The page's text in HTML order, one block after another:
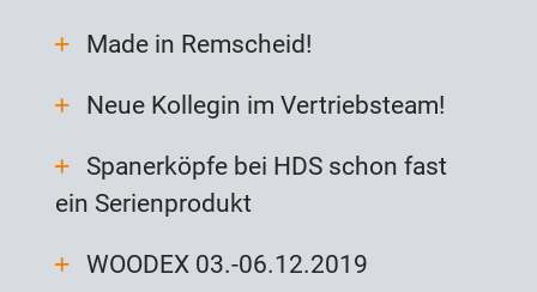
Made in Remscheid!
Neue Kollegin im Vertriebsteam!
Spanerköpfe bei HDS schon fast
ein Serienprodukt
WOODEX 03.-06.12.2019